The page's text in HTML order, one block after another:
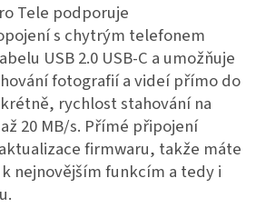
Tele podporuje
s chytrým telefonem
USB 2.0 USB-C a umožňuje
fotografií a videí přímo do
rychlost stahování na
20 MB/s. Přímé připojení
firmwaru, takže máte
nejnovějším funkcím a tedy i